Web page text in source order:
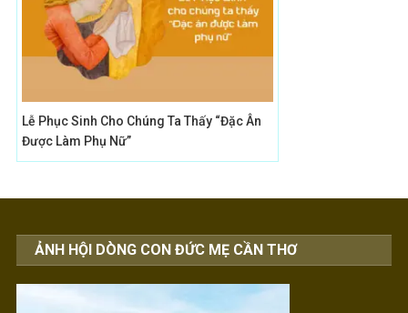
Lễ Phục Sinh Cho Chúng Ta Thấy “Đặc Ân
Được Làm Phụ Nữ”
ẢNH HỘI DÒNG CON ĐỨC MẸ CẦN THƠ